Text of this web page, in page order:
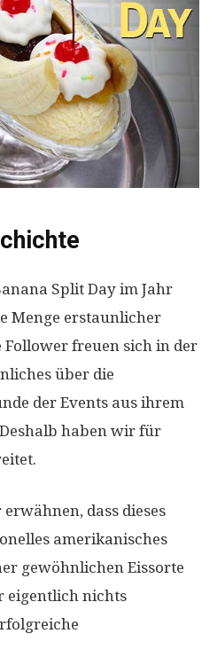
Split Day im Jahr
Menge erstaunlicher
freuen sich in der
über die
der Events aus ihrem
haben wir für
dass dieses
amerikanisches
gewöhnlichen Eissorte
eigentlich nichts